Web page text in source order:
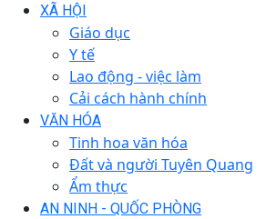
XÃ HỘI
Giáo dục
Y tế
Lao động - việc làm
Cải cách hành chính
VĂN HÓA
Tinh hoa văn hóa
Đất và người Tuyên Quang
Ẩm thực
AN NINH - QUỐC PHÒNG